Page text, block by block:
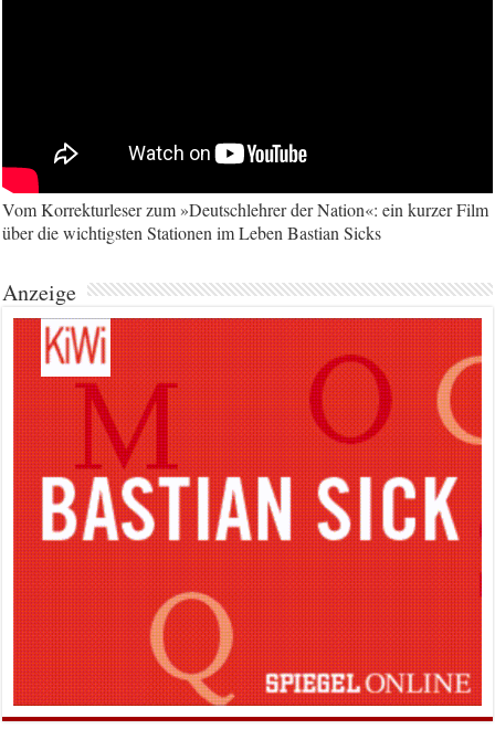
Vom Korrekturleser zum »Deutschlehrer der Nation«: ein kurzer Film
über die wichtigsten Stationen im Leben Bastian Sicks
Anzeige